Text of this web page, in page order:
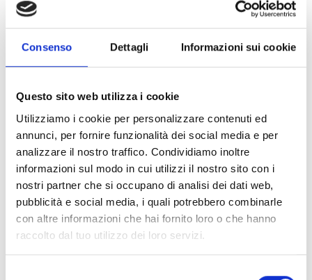
Consenso Dettagli Informazioni sui cookie
Questo sito web utilizza i cookie
Utilizziamo i cookie per personalizzare contenuti ed
annunci, per fornire funzionalità dei social media e per
analizzare il nostro traffico. Condividiamo inoltre
informazioni sul modo in cui utilizzi il nostro sito con i
nostri partner che si occupano di analisi dei dati web,
pubblicità e social media, i quali potrebbero combinarle
con altre informazioni che hai fornito loro o che hanno
raccolto dal tuo utilizzo dei loro servizi.
Senseware-Serie
Senseware-Zubehör